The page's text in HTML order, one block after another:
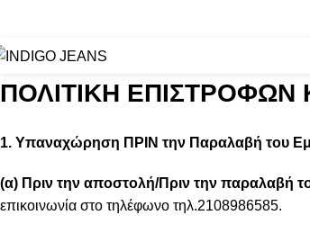
ΠΟΛΙΤΙΚΗ ΕΠΙΣΤΡΟΦΩΝ
1. Υπαναχώρηση ΠΡΙΝ την Παραλαβή του
(α) Πριν την αποστολή/Πριν την παραλαβή
επικοινωνία στο τηλέφωνο τηλ.2108986585.